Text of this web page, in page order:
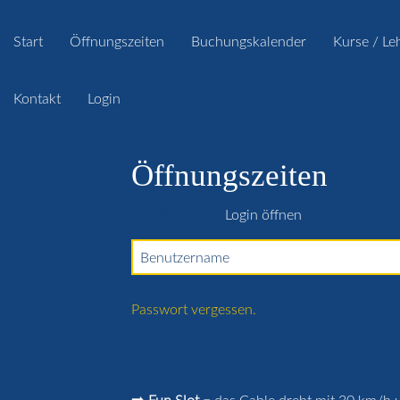
Start Öffnungszeiten Buchungskalender Kurse /
Kontakt Login
Öffnungszeiten
Login öffnen
Benutzername
Passwort vergessen.